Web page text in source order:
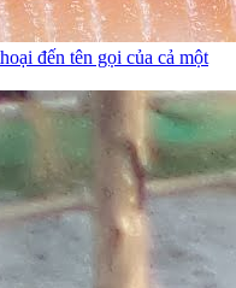
đến tên gọi của cả một